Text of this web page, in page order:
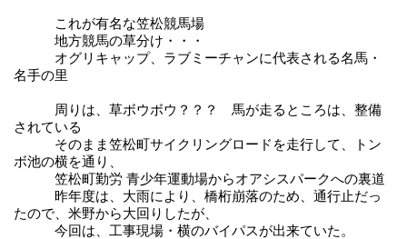
これが有名な笠松競馬場
地方競馬の草分け・・・
オグリキャップ、ラブミーチャンに代表される名馬・
名手の里
周りは、草ボウボウ？？？ 馬が走るところは、整備
されている
そのまま笠松町サイクリングロードを走行して、トン
ボ池の横を通り、
笠松町勤労 青少年運動場からオアシスパークへの裏道
昨年度は、大雨により、橋桁崩落のため、通行止だっ
たので、米野から大回りしたが、
今回は、工事現場・横のバイパスが出来ていた。